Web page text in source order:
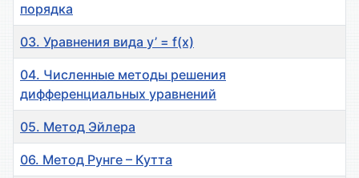
порядка
03. Уравнения вида y’ = f(x)
04. Численные методы решения
дифференциальных уравнений
05. Метод Эйлера
06. Метод Рунге – Кутта